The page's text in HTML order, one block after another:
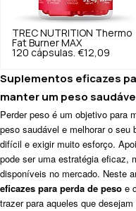
TREC NUTRITION Thermo
Fat Burner MAX
120 cápsulas. €12,09
Suplementos eficazes
manter um peso
Perder peso é um objetivo para
peso saudável e melhorar o seu
difícil e exigir muito esforço.
pode ser uma estratégia eficaz,
disponíveis no mercado. Neste
eficazes para perda de peso e
trazer para aqueles que desejam